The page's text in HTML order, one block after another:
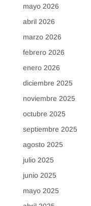
mayo 2026
abril 2026
marzo 2026
febrero 2026
enero 2026
diciembre 2025
noviembre 2025
octubre 2025
septiembre 2025
agosto 2025
julio 2025
junio 2025
mayo 2025